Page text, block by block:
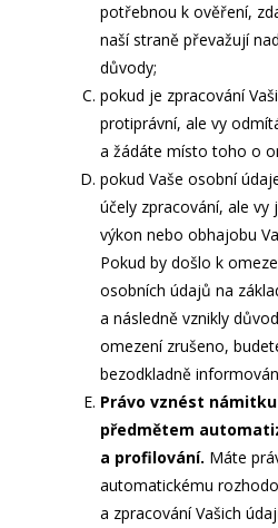
potřebnou k ověření,
naší straně převažují
důvody;
pokud je zpracování
protiprávní, ale vy
a žádáte místo toho o
pokud Vaše osobní
účely zpracování, ale
výkon nebo obhajobu
Pokud by došlo k
osobních údajů na
a následně vznikly
omezení zrušeno,
bezodkladně
Právo vznést
předmětem
a profilování. Máte
automatickému
a zpracování Vašich